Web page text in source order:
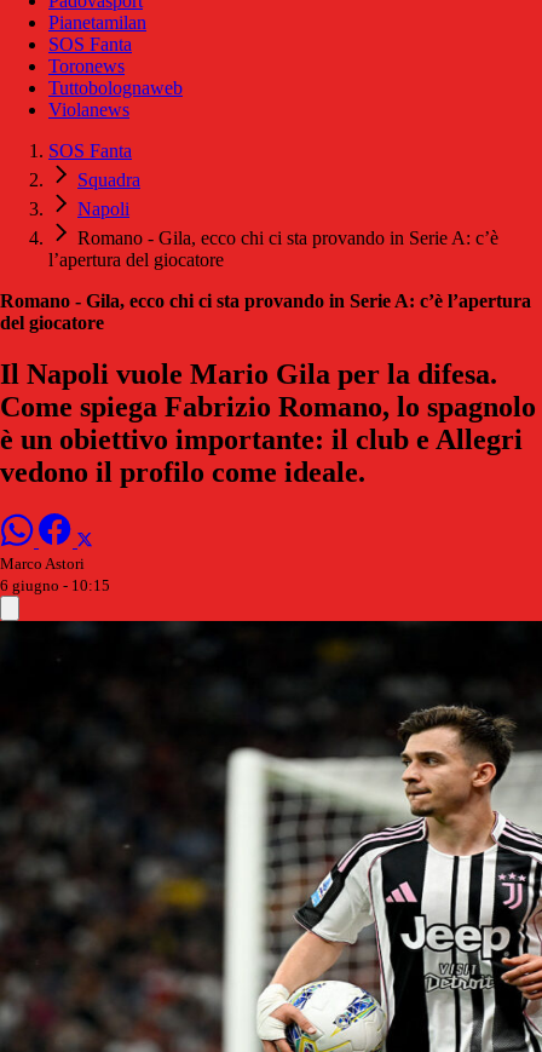
Pianetamilan
SOS Fanta
Toronews
Tuttobolognaweb
Violanews
SOS Fanta
Squadra
Napoli
Romano - Gila, ecco chi ci sta provando in Serie A: c’è
l’apertura del giocatore
Romano - Gila, ecco chi ci sta provando in Serie A: c’è l’apertura
del giocatore
Il Napoli vuole Mario Gila per la difesa.
Come spiega Fabrizio Romano, lo spagnolo
è un obiettivo importante: il club e Allegri
vedono il profilo come ideale.
Marco Astori
6 giugno - 10:15